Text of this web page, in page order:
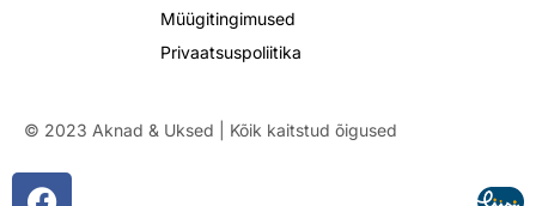
Müügitingimused
Privaatsuspoliitika
© 2023 Aknad & Uksed | Kõik kaitstud õigused
F